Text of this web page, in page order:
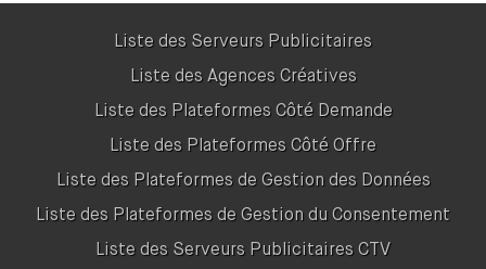
Liste des Serveurs Publicitaires
Liste des Agences Créatives
Liste des Plateformes Côté Demande
Liste des Plateformes Côté Offre
Liste des Plateformes de Gestion des Données
Liste des Plateformes de Gestion du Consentement
Liste des Serveurs Publicitaires CTV